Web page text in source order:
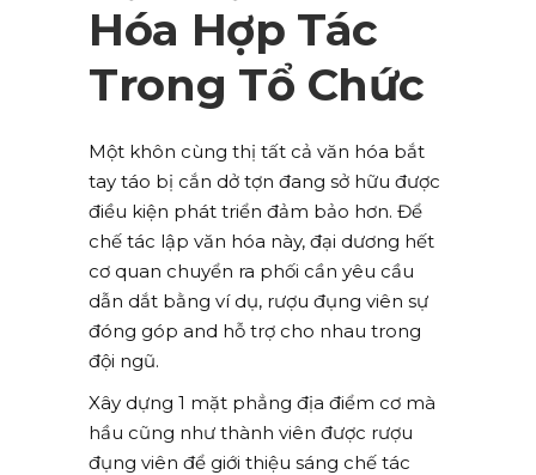
Hóa Hợp Tác
Trong Tổ Chức
Một khôn cùng thị tất cả văn hóa bắt
tay táo bị cắn dở tợn đang sở hữu được
điều kiện phát triển đảm bảo hơn. Để
chế tác lập văn hóa này, đại dương hết
cơ quan chuyển ra phối cần yêu cầu
dẫn dắt bằng ví dụ, rượu đụng viên sự
đóng góp and hỗ trợ cho nhau trong
đội ngũ.
Xây dựng 1 mặt phẳng địa điểm cơ mà
hầu cũng như thành viên được rượu
đụng viên để giới thiệu sáng chế tác